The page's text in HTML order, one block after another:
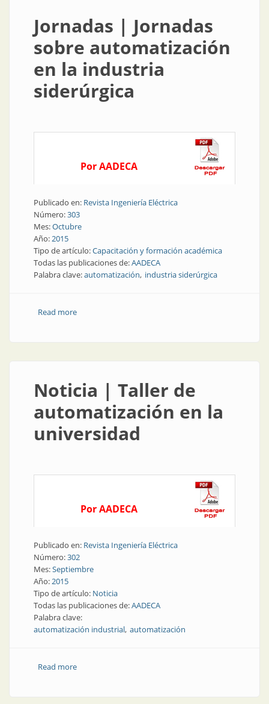
Jornadas | Jornadas
sobre automatización
en la industria
siderúrgica
Por AADECA
Publicado en: Revista Ingeniería Eléctrica
Número:303
Mes:Octubre
Año:2015
Tipo de artículo:Capacitación y formación académica
Todas las publicaciones de:AADECA
Palabra clave:automatización industria siderúrgica
Read moreabout Jornadas | Jornadas sobre automatización en la
Noticia | Taller de
automatización en la
universidad
Por AADECA
Publicado en: Revista Ingeniería Eléctrica
Número:302
Mes:Septiembre
Año:2015
Tipo de artículo: Noticia
Todas las publicaciones de:AADECA
Palabra clave:
automatización industrial automatización
Read moreabout Noticia | Taller de automatización en la